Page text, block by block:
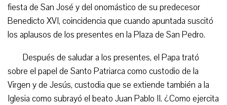
fiesta de San José y del onomástico de su predecesor
Benedicto XVI, coincidencia que cuando apuntada suscitó
los aplausos de los presentes en la Plaza de San Pedro.
Después de saludar a los presentes, el Papa trató
sobre el papel de Santo Patriarca como custodio de la
Virgen y de Jesús, custodia que se extiende también a la
Iglesia como subrayó el beato Juan Pablo II. ¿Como ejercita